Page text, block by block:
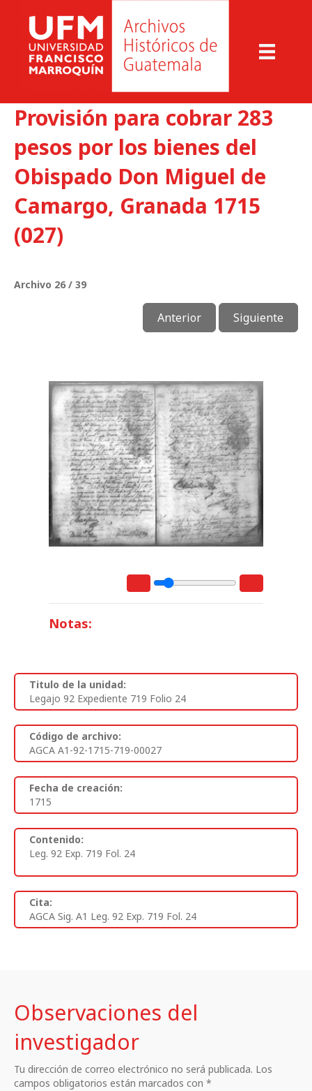
Provisión para cobrar 283
pesos por los bienes del
Obispado Don Miguel de
Camargo, Granada 1715
(027)
Archivo 26 / 39
Anterior Siguiente
Notas:
Titulo de la unidad:
Legajo 92 Expediente 719 Folio 24
Código de archivo:
AGCA A1-92-1715-719-00027
Fecha de creación:
1715
Contenido:
Leg. 92 Exp. 719 Fol. 24
Cita:
AGCA Sig. A1 Leg. 92 Exp. 719 Fol. 24
Observaciones del
investigador
Tu dirección de correo electrónico no será publicada. Los
campos obligatorios están marcados con *